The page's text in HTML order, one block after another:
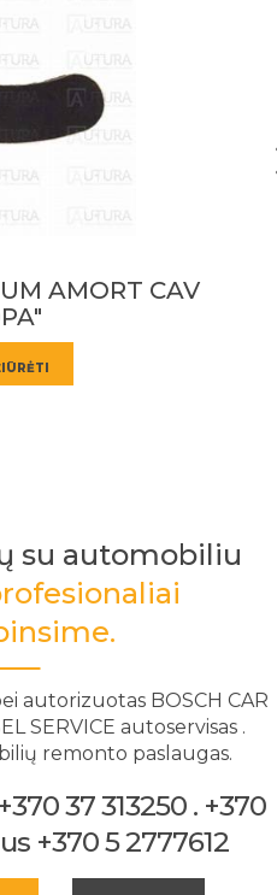
CAV
su automobiliu
autorizuotas BOSCH CAR
SERVICE autoservisas .
remonto paslaugas.
37 313250 . +370
+370 5 2777612